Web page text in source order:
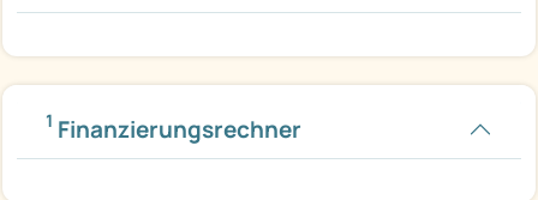
1 Finanzierungsrechner